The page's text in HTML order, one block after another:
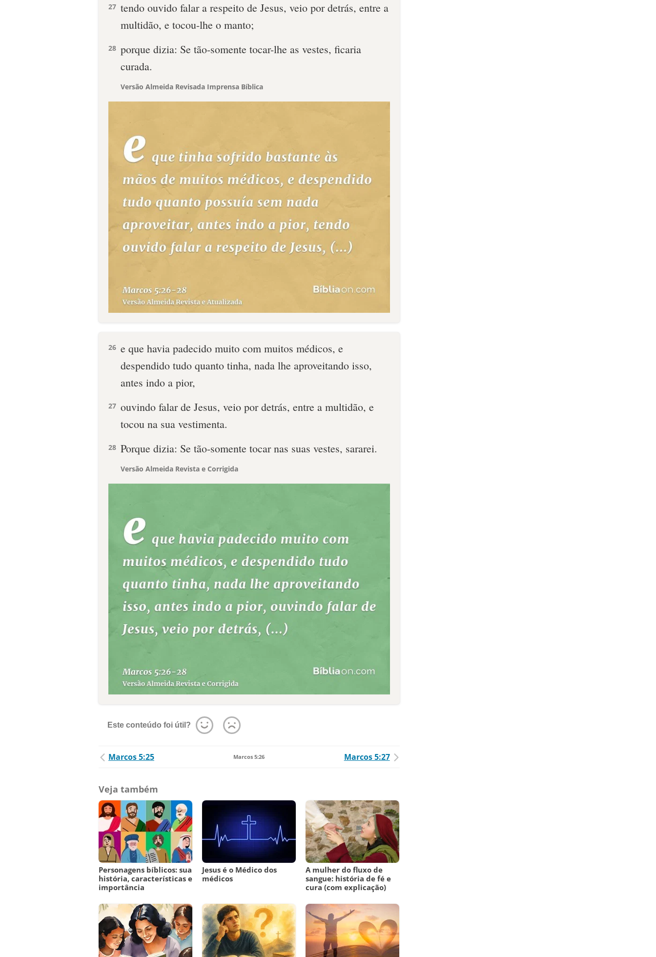
27 tendo ouvido falar a respeito de Jesus, veio por detrás, entre a
multidão, e tocou-lhe o manto;
28 porque dizia: Se tão-somente tocar-lhe as vestes, ficaria
curada.
Versão Almeida Revisada Imprensa Bíblica
26 e que havia padecido muito com muitos médicos, e
despendido tudo quanto tinha, nada lhe aproveitando isso,
antes indo a pior,
27 ouvindo falar de Jesus, veio por detrás, entre a multidão, e
tocou na sua vestimenta.
28 Porque dizia: Se tão-somente tocar nas suas vestes, sararei.
Versão Almeida Revista e Corrigida
Este conteúdo foi útil?
Marcos 5:25 Marcos 5:26 Marcos 5:27
Veja também
Personagens bíblicos: sua
história, características e
importância
Jesus é o Médico dos
médicos
A mulher do fluxo de
sangue: história de fé e
cura (com explicação)